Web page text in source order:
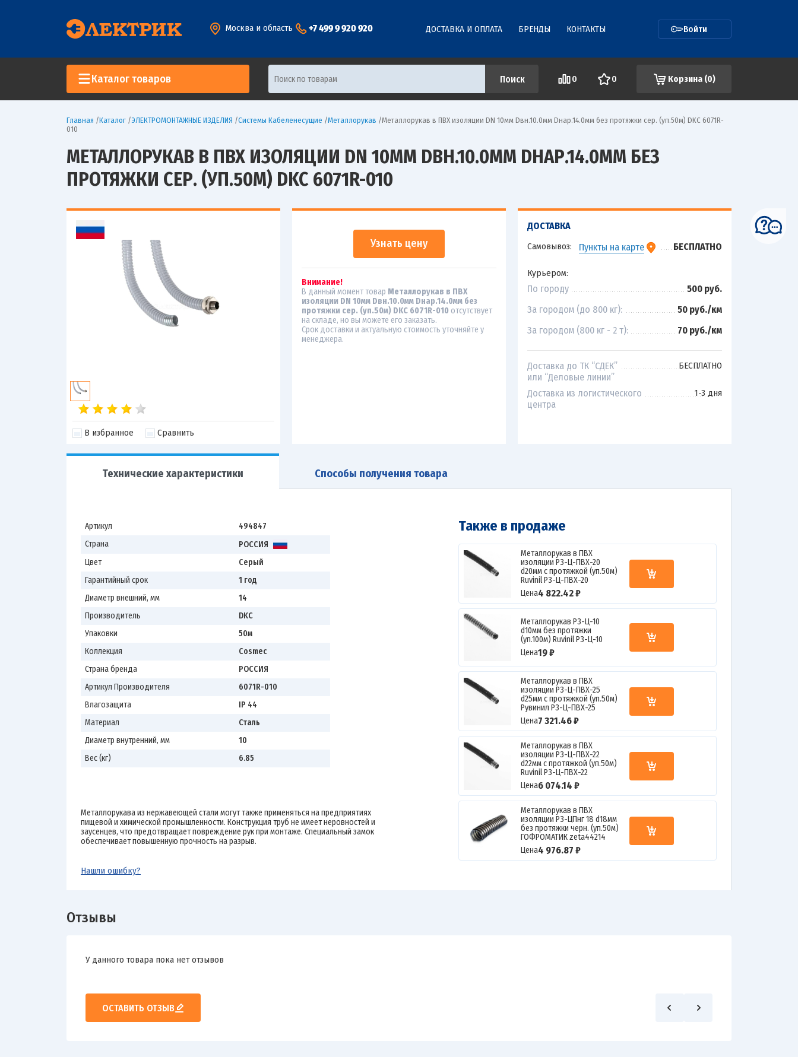
Москва и область +7 499 9 920 920 ДОСТАВКА И ОПЛАТА БРЕНДЫ КОНТАКТЫ Войти
Каталог товаров 0 0 Корзина (0)
Главная /Каталог /ЭЛЕКТРОМОНТАЖНЫЕ ИЗДЕЛИЯ /Системы Кабеленесущие /Металлорукав /Металлорукав в ПВХ изоляции DN 10мм Dвн.10.0мм Dнар.14.0мм без протяжки сер. (уп.50м) DKC 6071R-
010
МЕТАЛЛОРУКАВ В ПВХ ИЗОЛЯЦИИ DN 10ММ DВН.10.0ММ DНАР.14.0ММ БЕЗ
ПРОТЯЖКИ СЕР. (УП.50М) DKC 6071R-010
В избранное Сравнить
Узнать цену
Внимание!
В данный момент товар Металлорукав в ПВХ
изоляции DN 10мм Dвн.10.0мм Dнар.14.0мм без
протяжки сер. (уп.50м) DKC 6071R-010 отсутствует
на складе, но вы можете его заказать.
Срок доставки и актуальную стоимость уточняйте у
менеджера.
ДОСТАВКА
Самовывоз: Пункты на карте БЕСПЛАТНО
Курьером:
По городу
500 руб.
За городом (до 800 кг):
50 руб./км
За городом (800 кг - 2 т):
70 руб./км
Доставка до ТК “СДЕК”
или “Деловые линии”
БЕСПЛАТНО
Доставка из логистического
центра
1-3 дня
Технические характеристики Способы получения товара
Артикул
494847
Страна
РОССИЯ
Цвет
Серый
Гарантийный срок
1 год
Диаметр внешний, мм
14
Производитель
DKC
Упаковки
50м
Коллекция
Cosmec
Страна бренда
РОССИЯ
Артикул Производителя
6071R-010
Влагозащита
IP 44
Материал
Сталь
Диаметр внутренний, мм
10
Вес (кг)
6.85
Металлорукава из нержавеющей стали могут также применяться на предприятиях
пищевой и химической промышленности. Конструкция труб не имеет неровностей и
заусенцев, что предотвращает повреждение рук при монтаже. Специальный замок
обеспечивает повышенную прочность на разрыв.
Также в продаже
Металлорукав в ПВХ
изоляции Р3-Ц-ПВХ-20
d20мм с протяжкой (уп.50м)
Ruvinil Р3-Ц-ПВХ-20
Цена4 822.42 ₽
Металлорукав Р3-Ц-10
d10мм без протяжки
(уп.100м) Ruvinil Р3-Ц-10
Цена19 ₽
Металлорукав в ПВХ
изоляции Р3-Ц-ПВХ-25
d25мм с протяжкой (уп.50м)
Рувинил Р3-Ц-ПВХ-25
Цена7 321.46 ₽
Металлорукав в ПВХ
изоляции Р3-Ц-ПВХ-22
d22мм с протяжкой (уп.50м)
Ruvinil Р3-Ц-ПВХ-22
Цена6 074.14 ₽
Металлорукав в ПВХ
изоляции Р3-ЦПнг 18 d18мм
без протяжки черн. (уп.50м)
ГОФРОМАТИК zeta44214
Цена4 976.87 ₽
Нашли ошибку?
Отзывы
У данного товара пока нет отзывов
ОСТАВИТЬ ОТЗЫВ